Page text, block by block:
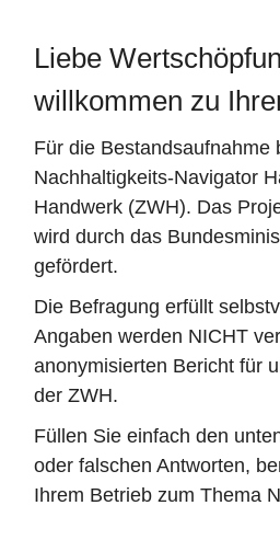
Liebe
willkommen zu
Für die Bestandsaufnahme
Nachhaltigkeits-Navigator
Handwerk (ZWH). Das
wird durch das
gefördert.
Die Befragung erfüllt
Angaben werden NICHT
anonymisierten Bericht für
der ZWH.
Füllen Sie einfach den
oder falschen Antworten,
Ihrem Betrieb zum Thema